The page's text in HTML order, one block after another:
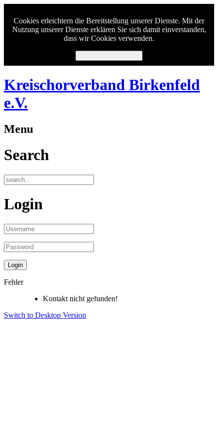
Cookies erleichtern die Bereitstellung unserer Dienste. Mit der
Nutzung unserer Dienste erklären Sie sich damit einverstanden,
dass wir Cookies verwenden.
Kreischorverband Birkenfeld
e.V.
Menu
Search
Login
Fehler
Kontakt nicht gefunden!
Switch to Desktop Version